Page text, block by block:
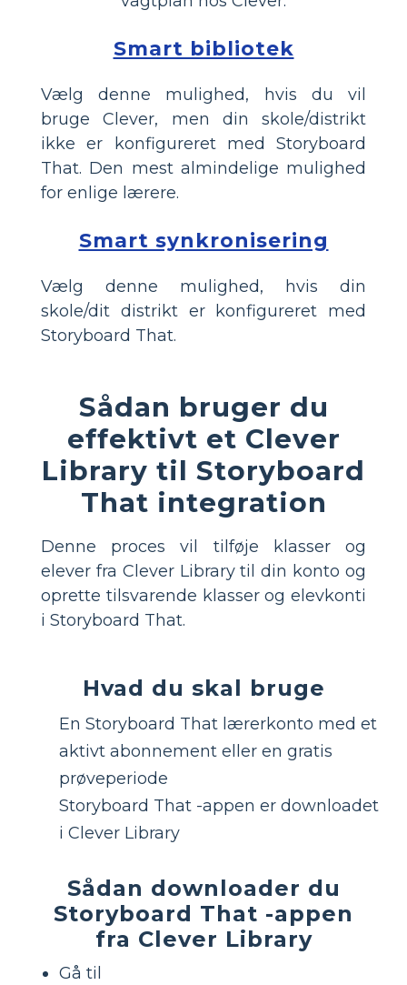
Smart bibliotek
Vælg denne mulighed, hvis du vil
bruge Clever, men din skole/distrikt
ikke er konfigureret med Storyboard
That. Den mest almindelige mulighed
for enlige lærere.
Smart synkronisering
Vælg denne mulighed, hvis din
skole/dit distrikt er konfigureret med
Storyboard That.
Sådan bruger du
effektivt et Clever
Library til Storyboard
That integration
Denne proces vil tilføje klasser og
elever fra Clever Library til din konto og
oprette tilsvarende klasser og elevkonti
i Storyboard That.
Hvad du skal bruge
En Storyboard That lærerkonto med et
aktivt abonnement eller en gratis
prøveperiode
Storyboard That -appen er downloadet
i Clever Library
Sådan downloader du
Storyboard That -appen
fra Clever Library
Gå til